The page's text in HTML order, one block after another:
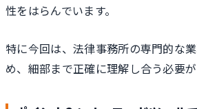
性をはらんでいます。
特に今回は、法律事務所の専門的な
め、細部まで正確に理解し合う必要が